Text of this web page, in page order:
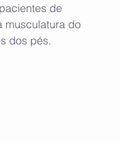
de
musculatura do
dos pés.